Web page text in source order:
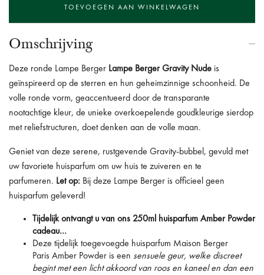
Omschrijving
Deze ronde Lampe Berger Lampe Berger Gravity Nude is
geïnspireerd op de sterren en hun geheimzinnige schoonheid. De
volle ronde vorm, geaccentueerd door de transparante
nootachtige kleur, de unieke overkoepelende goudkleurige sierdop
met reliefstructuren, doet denken aan de volle maan.
Geniet van deze serene, rustgevende Gravity-bubbel, gevuld met
uw favoriete huisparfum om uw huis te zuiveren en te
parfumeren. Let op: Bij deze Lampe Berger is officieel geen
huisparfum geleverd!
Tijdelijk ontvangt u van ons 250ml huisparfum Amber Powder
cadeau...
Deze tijdelijk toegevoegde huisparfum Maison Berger
Paris Amber Powder is een sensuele geur, welke discreet
begint met een licht akkoord van roos en kaneel en dan een